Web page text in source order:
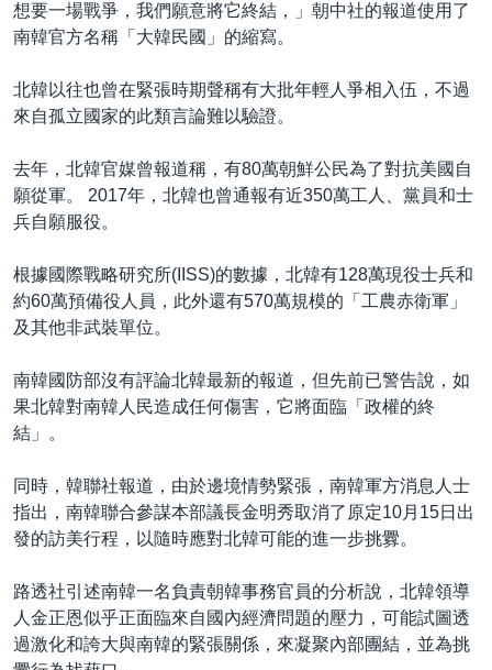
想要一場戰爭，我們願意將它終結，」朝中社的報道使用了
南韓官方名稱「大韓民國」的縮寫。
北韓以往也曾在緊張時期聲稱有大批年輕人爭相入伍，不過
來自孤立國家的此類言論難以驗證。
去年，北韓官媒曾報道稱，有80萬朝鮮公民為了對抗美國自
願從軍。 2017年，北韓也曾通報有近350萬工人、黨員和士
兵自願服役。
根據國際戰略研究所(IISS)的數據，北韓有128萬現役士兵和
約60萬預備役人員，此外還有570萬規模的「工農赤衛軍」
及其他非武裝單位。
南韓國防部沒有評論北韓最新的報道，但先前已警告說，如
果北韓對南韓人民造成任何傷害，它將面臨「政權的終
結」。
同時，韓聯社報道，由於邊境情勢緊張，南韓軍方消息人士
指出，南韓聯合參謀本部議長金明秀取消了原定10月15日出
發的訪美行程，以隨時應對北韓可能的進一步挑釁。
路透社引述南韓一名負責朝韓事務官員的分析說，北韓領導
人金正恩似乎正面臨來自國內經濟問題的壓力，可能試圖透
過激化和誇大與南韓的緊張關係，來凝聚內部團結，並為挑